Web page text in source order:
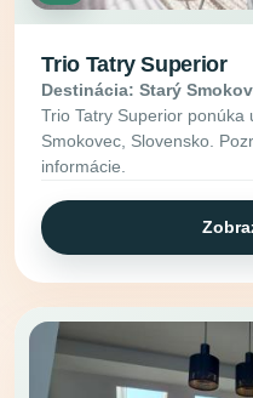
Trio Tatry Superior
Destinácia: Starý
Trio Tatry Superior
Smokovec, Slovensko.
informácie.